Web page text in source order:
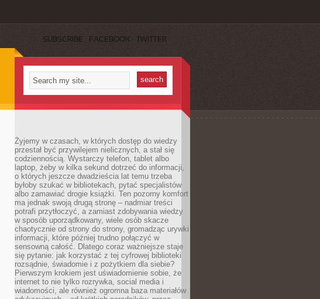
SUBSCRIBE FACEBOOK TWITTER
Żyjemy w czasach, w których dostęp do wiedzy
przestał być przywilejem nielicznych, a stał się
codziennością. Wystarczy telefon, tablet albo
laptop, żeby w kilka sekund dotrzeć do informacji,
o których jeszcze dwadzieścia lat temu trzeba
byłoby szukać w bibliotekach, pytać specjalistów
albo zamawiać drogie książki. Ten pozorny komfort
ma jednak swoją drugą stronę – nadmiar treści
potrafi przytłoczyć, a zamiast zdobywania wiedzy
w sposób uporządkowany, wiele osób skacze
chaotycznie od strony do strony, gromadząc urywki
informacji, które później trudno połączyć w
sensowną całość. Dlatego coraz ważniejsze staje
się pytanie: jak korzystać z tej cyfrowej biblioteki
rozsądnie, świadomie i z pożytkiem dla siebie?
Pierwszym krokiem jest uświadomienie sobie, że
internet to nie tylko rozrywka, social media i
wiadomości, ale również ogromna baza materiałów